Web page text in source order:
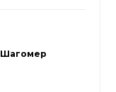
Шагомер